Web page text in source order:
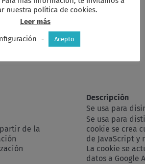
para elaborar informes estadísticos
nos ayudan a saber las visitas y
más populares de nuestra web,
forma anónima sin identificación
Las cookies utilizadas en esta web
Descripción
Se usa para
de la
Se usa para
cookie se crea
de JavaScript y
La cookie se
datos a Google
nuestra política de cookies.
Leer más
- Acepto